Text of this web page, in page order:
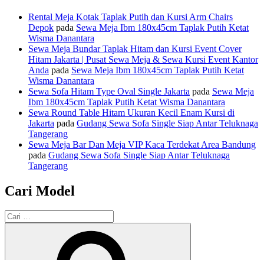
Rental Meja Kotak Taplak Putih dan Kursi Arm Chairs
Depok pada Sewa Meja Ibm 180x45cm Taplak Putih Ketat
Wisma Danantara
Sewa Meja Bundar Taplak Hitam dan Kursi Event Cover
Hitam Jakarta | Pusat Sewa Meja & Sewa Kursi Event Kantor
Anda pada Sewa Meja Ibm 180x45cm Taplak Putih Ketat
Wisma Danantara
Sewa Sofa Hitam Type Oval Single Jakarta pada Sewa Meja
Ibm 180x45cm Taplak Putih Ketat Wisma Danantara
Sewa Round Table Hitam Ukuran Kecil Enam Kursi di
Jakarta pada Gudang Sewa Sofa Single Siap Antar Teluknaga
Tangerang
Sewa Meja Bar Dan Meja VIP Kaca Terdekat Area Bandung
pada Gudang Sewa Sofa Single Siap Antar Teluknaga
Tangerang
Cari Model
Pencarian
untuk: